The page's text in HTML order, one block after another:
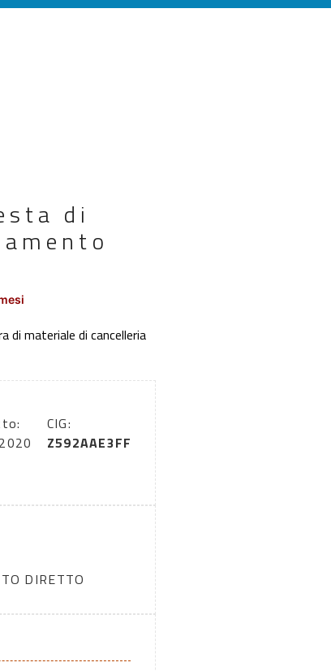
di
di materiale di cancelleria
CIG:
Z592AAE3FF
DIRETTO